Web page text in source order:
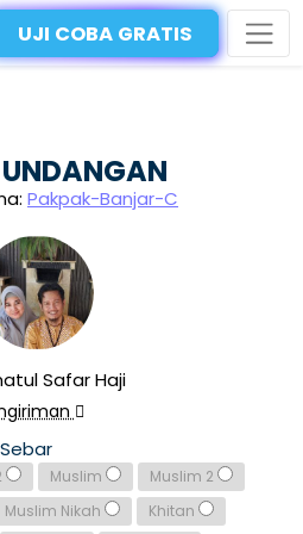
UJI COBA GRATIS
Pakpak-Banjar-C
Safar Haji
Muslim
Muslim 2
Muslim Nikah
Khitan